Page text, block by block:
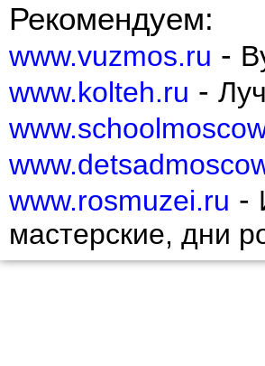
Рекомендуем:
www.vuzmos.ru -
www.kolteh.ru -
www.rosmuzei.ru -
мастерские, дни